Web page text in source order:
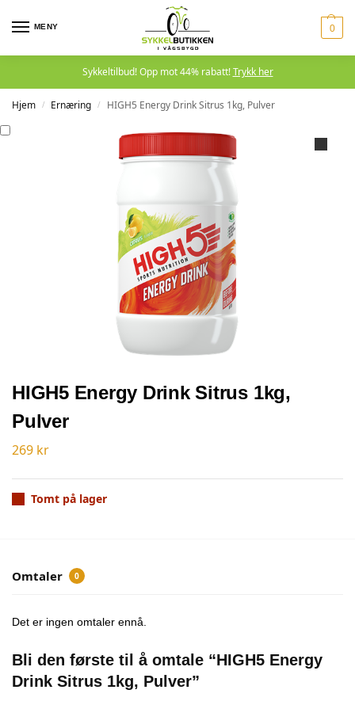
MENY 0
Sykkeltilbud! Opp mot 44% rabatt!Trykk her
Hjem / Ernæring / HIGH5 Energy Drink Sitrus 1kg, Pulver
HIGH5 Energy Drink Sitrus 1kg,
Pulver
269 kr
Tomt på lager
Omtaler 0
Det er ingen omtaler ennå.
Bli den første til å omtale “HIGH5 Energy
Drink Sitrus 1kg, Pulver”